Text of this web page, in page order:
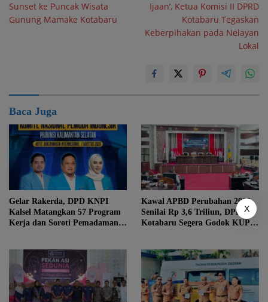
Sunset ke Puncak Wisata
Gunung Mamake Kotabaru
Ijaan’, Ketua Komisi II DPRD
Kotabaru Tegaskan
Keberpihakan pada Nelayan
Lokal
Baca Juga
Gelar Rakerda, DPD KNPI
Kalsel Matangkan 57 Program
Kerja dan Soroti Pemadaman
Kawal APBD Perubahan 2026
Senilai Rp 3,6 Triliun, DPRD
Kotabaru Segera Godok KUPA-
X